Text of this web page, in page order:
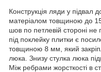
Конструкція ляди у підвал
матеріалом товщиною до
шов по петлевій стороні
під поклейку плитки є
товщиною 8 мм, який
люка. Знизу стулка люка
Між ребрами жорсткості в